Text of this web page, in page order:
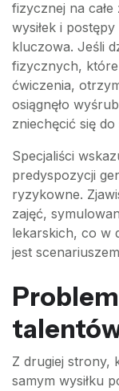
fizycznej na
wysiłek i
kluczowa. Jeśli
fizycznych,
ćwiczenia,
osiągnęło
zniechęcić się
Specjaliści
predyspozycji
ryzykowne.
zajęć,
lekarskich, co w
jest
Z drugiej strony,
samym wysiłku